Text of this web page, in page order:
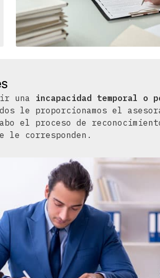
una incapacidad temporal o
le proporcionamos el
el proceso de
le corresponden.